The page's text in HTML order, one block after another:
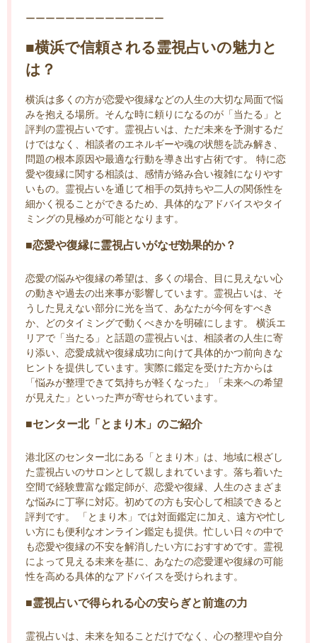
ーーーーーーーーーーーーーー
■横浜で信頼される霊視占いの魅力と
は？
横浜は多くの方が恋愛や復縁などの人生の大切な局面で悩
みを抱える場所。そんな時に頼りになるのが「当たる」と
評判の霊視占いです。霊視占いは、ただ未来を予測するだ
けではなく、相談者のエネルギーや魂の状態を読み解き、
問題の根本原因や最適な行動を導き出す占術です。 特に恋
愛や復縁に関する相談は、感情が絡み合い複雑になりやす
いもの。霊視占いを通じて相手の気持ちや二人の関係性を
細かく視ることができるため、具体的なアドバイスやタイ
ミングの見極めが可能となります。
■恋愛や復縁に霊視占いがなぜ効果的か？
恋愛の悩みや復縁の希望は、多くの場合、目に見えない心
の動きや過去の出来事が影響しています。霊視占いは、そ
うした見えない部分に光を当て、あなたが今何をすべき
か、どのタイミングで動くべきかを明確にします。 横浜エ
リアで「当たる」と話題の霊視占いは、相談者の人生に寄
り添い、恋愛成就や復縁成功に向けて具体的かつ前向きな
ヒントを提供しています。実際に鑑定を受けた方からは
「悩みが整理できて気持ちが軽くなった」「未来への希望
が見えた」といった声が寄せられています。
■センター北「とまり木」のご紹介
港北区のセンター北にある「とまり木」は、地域に根ざし
た霊視占いのサロンとして親しまれています。落ち着いた
空間で経験豊富な鑑定師が、恋愛や復縁、人生のさまざま
な悩みに丁寧に対応。初めての方も安心して相談できると
評判です。 「とまり木」では対面鑑定に加え、遠方や忙し
い方にも便利なオンライン鑑定も提供。忙しい日々の中で
も恋愛や復縁の不安を解消したい方におすすめです。霊視
によって見える未来を基に、あなたの恋愛運や復縁の可能
性を高める具体的なアドバイスを受けられます。
■霊視占いで得られる心の安らぎと前進の力
霊視占いは、未来を知ることだけでなく、心の整理や自分